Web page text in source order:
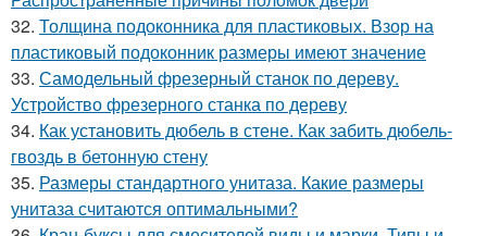
32. Толщина подоконника для пластиковых. Взор на
пластиковый подоконник размеры имеют значение
33. Самодельный фрезерный станок по дереву.
Устройство фрезерного станка по дереву
34. Как установить дюбель в стене. Как забить дюбель-
гвоздь в бетонную стену
35. Размеры стандартного унитаза. Какие размеры
унитаза считаются оптимальными?